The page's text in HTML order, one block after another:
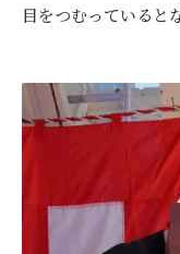
目をつむっていると